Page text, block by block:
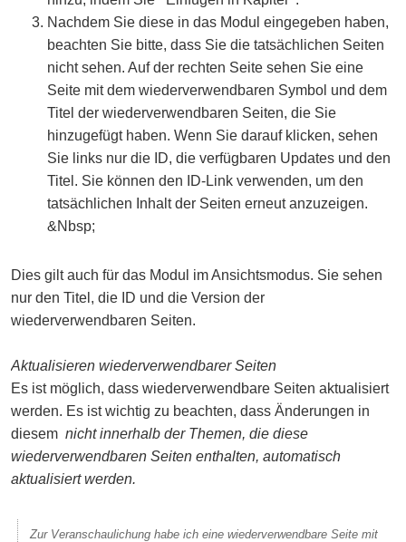
Nachdem Sie diese in das Modul eingegeben haben,
beachten Sie bitte, dass Sie die tatsächlichen Seiten
nicht sehen. Auf der rechten Seite sehen Sie eine
Seite mit dem wiederverwendbaren Symbol und dem
Titel der wiederverwendbaren Seiten, die Sie
hinzugefügt haben. Wenn Sie darauf klicken, sehen
Sie links nur die ID, die verfügbaren Updates und den
Titel. Sie können den ID-Link verwenden, um den
tatsächlichen Inhalt der Seiten erneut anzuzeigen.
&Nbsp;
Dies gilt auch für das Modul im Ansichtsmodus. Sie sehen
nur den Titel, die ID und die Version der
wiederverwendbaren Seiten.
Aktualisieren wiederverwendbarer Seiten
Es ist möglich, dass wiederverwendbare Seiten aktualisiert
werden. Es ist wichtig zu beachten, dass Änderungen in
diesem nicht innerhalb der Themen, die diese
wiederverwendbaren Seiten enthalten, automatisch
aktualisiert werden.
Zur Veranschaulichung habe ich eine wiederverwendbare Seite mit